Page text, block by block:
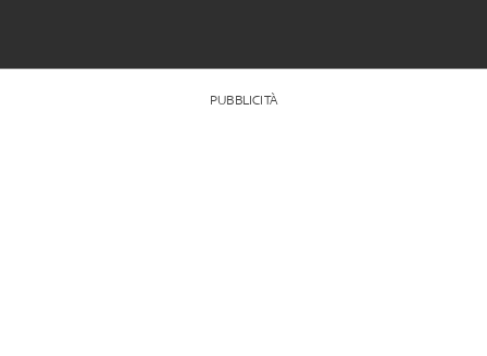
PUBBLICITÀ